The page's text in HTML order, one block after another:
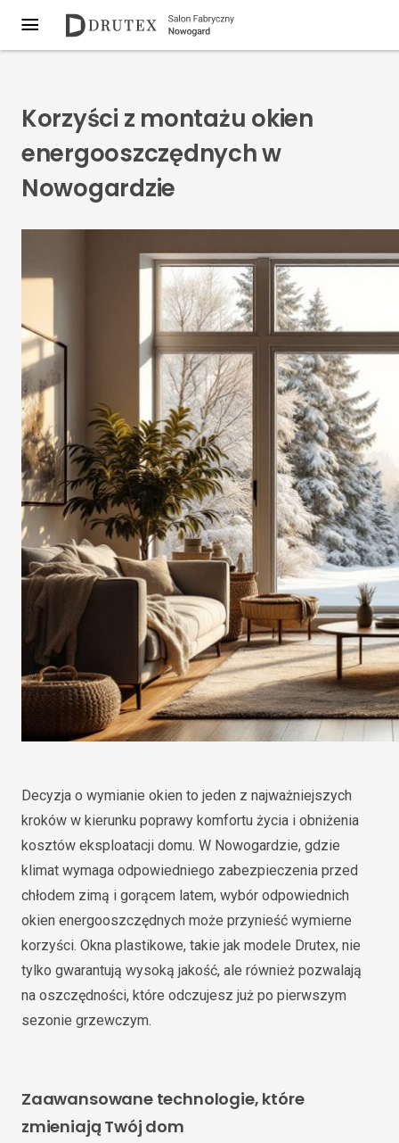
Korzyści z montażu okien
energooszczędnych w
Nowogardzie
Decyzja o wymianie okien to jeden z najważniejszych
kroków w kierunku poprawy komfortu życia i obniżenia
kosztów eksploatacji domu. W Nowogardzie, gdzie
klimat wymaga odpowiedniego zabezpieczenia przed
chłodem zimą i gorącem latem, wybór odpowiednich
okien energooszczędnych może przynieść wymierne
korzyści. Okna plastikowe, takie jak modele Drutex, nie
tylko gwarantują wysoką jakość, ale również pozwalają
na oszczędności, które odczujesz już po pierwszym
sezonie grzewczym.
Zaawansowane technologie, które
zmieniają Twój dom